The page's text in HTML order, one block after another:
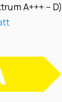
A+++ – D)